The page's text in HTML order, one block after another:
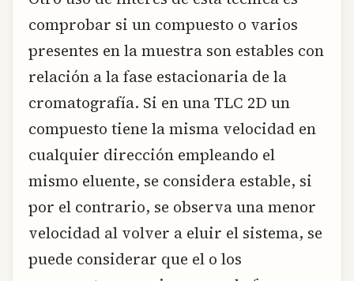
comprobar si un compuesto o varios
presentes en la muestra son estables con
relación a la fase estacionaria de la
cromatografía. Si en una TLC 2D un
compuesto tiene la misma velocidad en
cualquier dirección empleando el
mismo eluente, se considera estable, si
por el contrario, se observa una menor
velocidad al volver a eluir el sistema, se
puede considerar que el o los